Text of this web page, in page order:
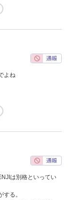
よね
は別格といってい
る。